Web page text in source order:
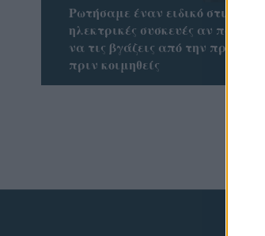
Ρωτήσαμε έναν ειδικό στις
ηλεκτρικές συσκευές αν πρέπει
να τις βγάζεις από την πρίζα
πριν κοιμηθείς